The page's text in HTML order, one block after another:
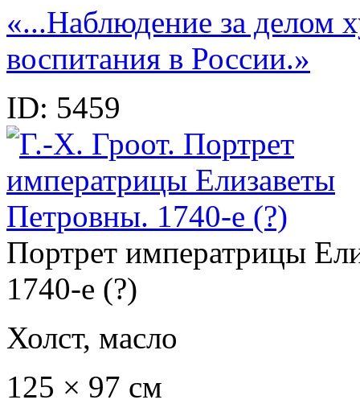
«...Наблюдение за делом
воспитания в России.»
ID: 5459
Портрет императрицы
1740-е (?)
Холст, масло
125 × 97 см